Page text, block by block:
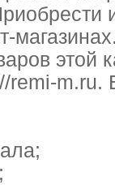
этой
m.ru.